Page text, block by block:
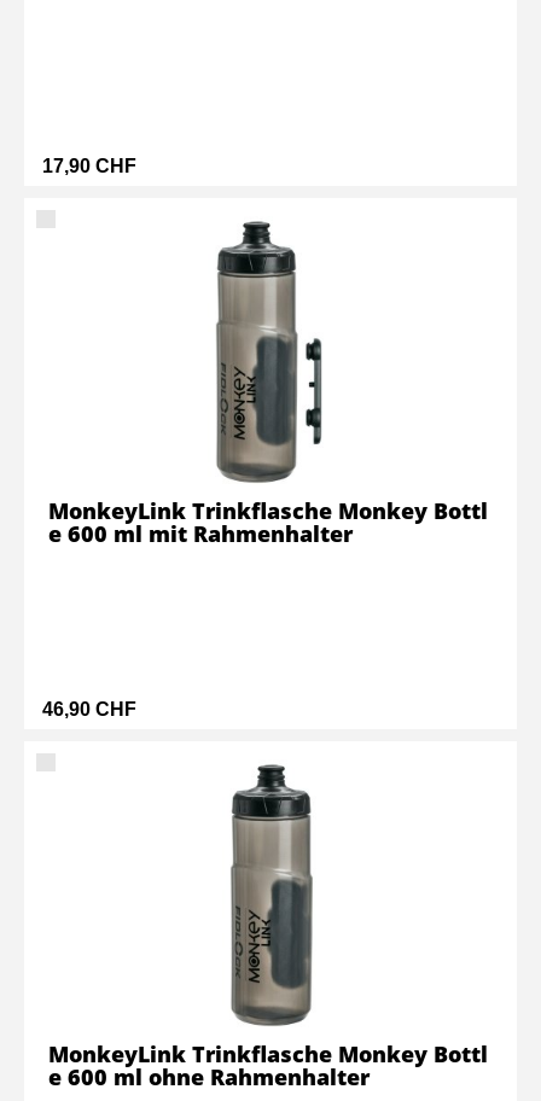
17,90 CHF
46,90 CHF
MonkeyLink Trinkflasche Monkey Bottl
e 600 ml mit Rahmenhalter
MonkeyLink Trinkflasche Monkey Bottl
e 600 ml ohne Rahmenhalter